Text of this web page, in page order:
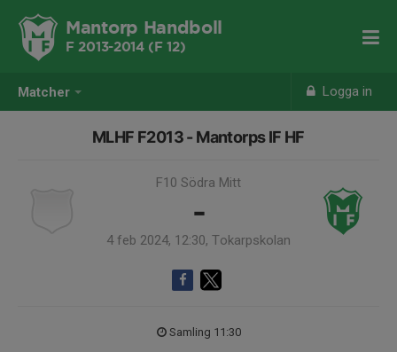
Matcher Logga in
Mantorp Handboll
F 2013-2014 (F 12)
MLHF F2013 - Mantorps IF HF
F10 Södra Mitt
-
4 feb 2024, 12:30, Tokarpskolan
Samling 11:30